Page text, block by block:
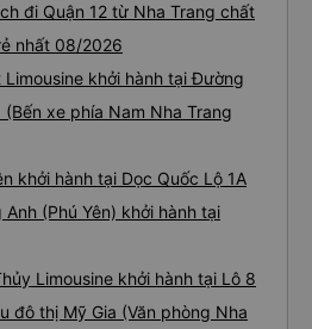
đi Quận 12 từ Nha Trang chất
nhất 08/2026
Limousine khởi hành tại Đường
(Bến xe phía Nam Nha Trang
khởi hành tại Dọc Quốc Lộ 1A
(Phú Yên) khởi hành tại
Limousine khởi hành tại Lô 8
đô thị Mỹ Gia (Văn phòng Nha